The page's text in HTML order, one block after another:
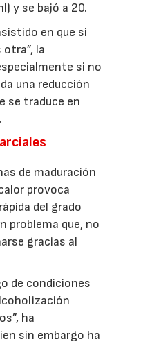
y se bajó a 20.
en que si
la
si no
una reducción
se traduce en
de maduración
provoca
del grado
problema que, no
gracias al
de condiciones
ha
sin embargo ha